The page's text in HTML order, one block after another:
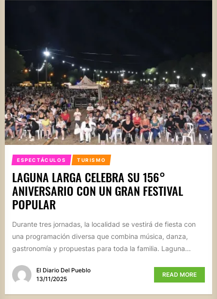
ESPECTÁCULOS TURISMO
LAGUNA LARGA CELEBRA SU 156°
ANIVERSARIO CON UN GRAN FESTIVAL
POPULAR
Durante tres jornadas, la localidad se vestirá de fiesta con
una programación diversa que combina música, danza,
gastronomía y propuestas para toda la familia. Laguna...
El Diario Del Pueblo
13/11/2025
READ MORE